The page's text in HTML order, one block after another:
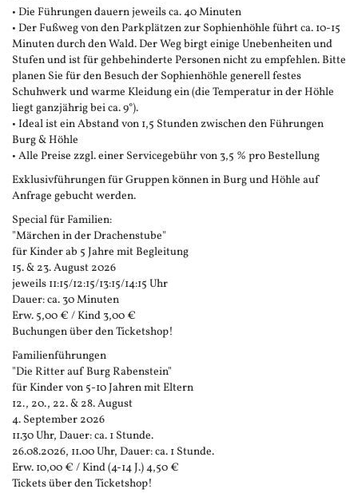
• Die Führungen dauern jeweils ca. 40 Minuten
• Der Fußweg von den Parkplätzen zur Sophienhöhle führt ca. 10-15
Minuten durch den Wald. Der Weg birgt einige Unebenheiten und
Stufen und ist für gehbehinderte Personen nicht zu empfehlen. Bitte
planen Sie für den Besuch der Sophienhöhle generell festes
Schuhwerk und warme Kleidung ein (die Temperatur in der Höhle
liegt ganzjährig bei ca. 9°).
• Ideal ist ein Abstand von 1,5 Stunden zwischen den Führungen
Burg & Höhle
• Alle Preise zzgl. einer Servicegebühr von 3,5 % pro Bestellung
Exklusivführungen für Gruppen können in Burg und Höhle auf
Anfrage gebucht werden.
Special für Familien:
"Märchen in der Drachenstube"
für Kinder ab 5 Jahre mit Begleitung
15. & 23. August 2026
jeweils 11:15/12:15/13:15/14:15 Uhr
Dauer: ca. 30 Minuten
Erw. 5,00 € / Kind 3,00 €
Buchungen über den Ticketshop!
Familienführungen
"Die Ritter auf Burg Rabenstein"
für Kinder von 5-10 Jahren mit Eltern
12., 20., 22. & 28. August
4. September 2026
11.30 Uhr, Dauer: ca. 1 Stunde.
26.08.2026, 11.00 Uhr, Dauer: ca. 1 Stunde.
Erw. 10,00 € / Kind (4-14 J.) 4,50 €
Tickets über den Ticketshop!